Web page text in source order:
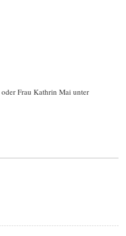
oder Frau Kathrin Mai unter